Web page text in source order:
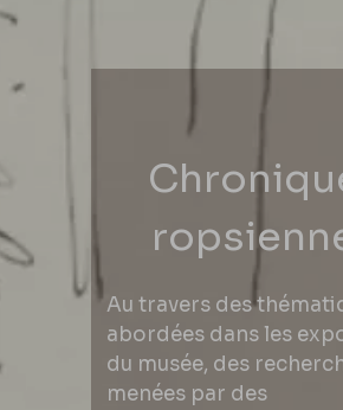
Au travers des
abordées dans les
du musée, des
menées par des